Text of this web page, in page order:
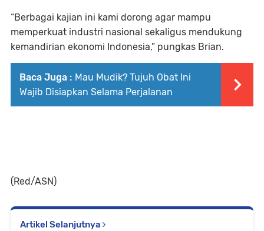
“Berbagai kajian ini kami dorong agar mampu
memperkuat industri nasional sekaligus mendukung
kemandirian ekonomi Indonesia,” pungkas Brian.
Baca Juga : Mau Mudik? Tujuh Obat Ini
Wajib Disiapkan Selama Perjalanan
(Red/ASN)
Artikel Selanjutnya